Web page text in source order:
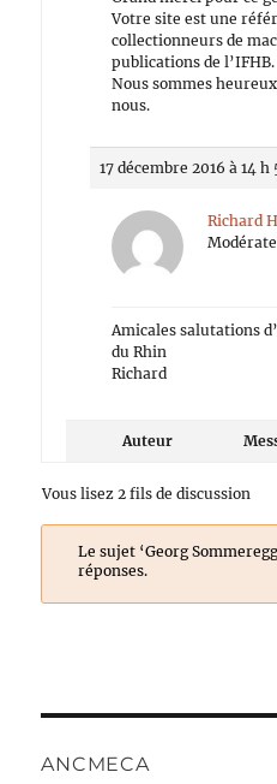
Votre site est une
collectionneurs de
publications de l’IFHB.
Nous sommes
nous.
17 décembre 2016 à 14 h
Richard
Amicales salutations
du Rhin
Richard
Auteur
Vous lisez 2 fils de discussion
Le sujet ‘Georg
réponses.
ANCMECA